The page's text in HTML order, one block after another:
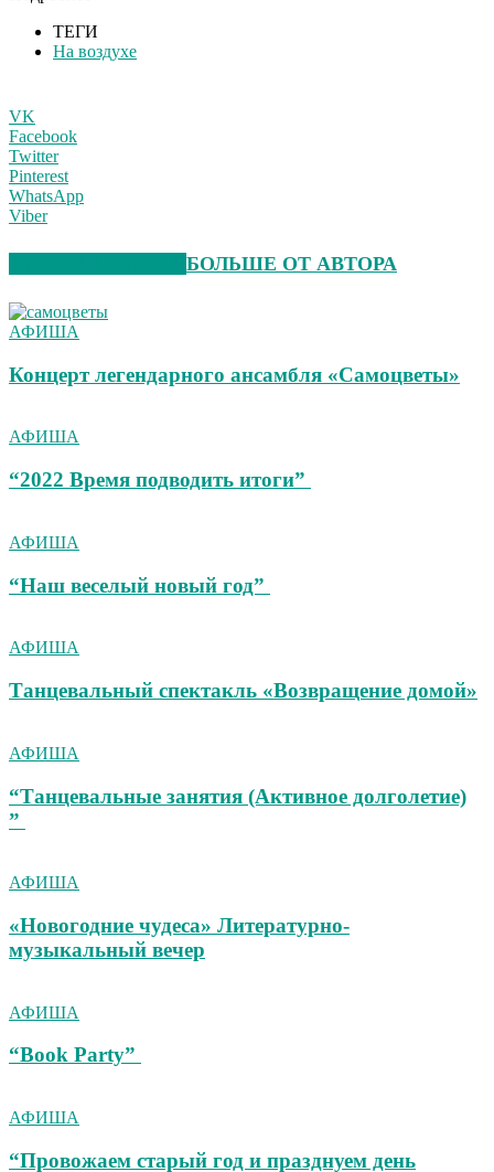
ТЕГИ
На воздухе
VK
Facebook
Twitter
Pinterest
WhatsApp
Viber
БОЛЬШЕ ОТ АВТОРА
АФИША
Концерт легендарного ансамбля «Самоцветы»
АФИША
“2022 Время подводить итоги”
АФИША
“Наш веселый новый год”
АФИША
Танцевальный спектакль «Возвращение домой»
АФИША
“Танцевальные занятия (Активное долголетие)
”
АФИША
«Новогодние чудеса» Литературно-
музыкальный вечер
АФИША
“Book Party”
АФИША
“Провожаем старый год и празднуем день